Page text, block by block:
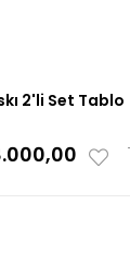
2'li Set Tablo